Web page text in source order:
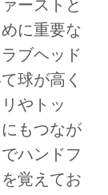
ーストと
に重要な
ブヘッド
球が高く
やトッ
もつなが
ハンドフ
覚えてお